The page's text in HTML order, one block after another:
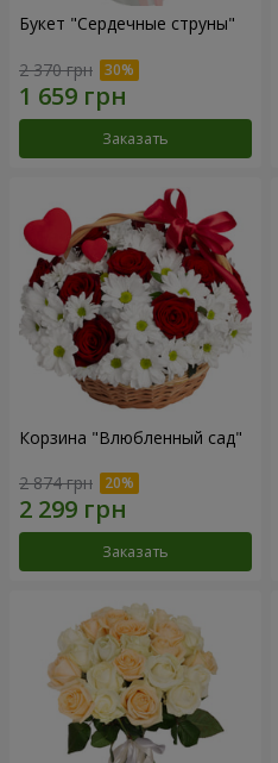
Букет "Сердечные струны"
2 370 грн
Заказать
Корзина "Влюбленный сад"
2 874 грн
Заказать